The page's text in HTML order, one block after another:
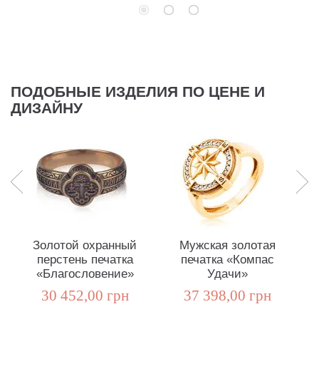
ПОДОБНЫЕ ИЗДЕЛИЯ ПО ЦЕНЕ И
ДИЗАЙНУ
Золотой охранный
перстень печатка
«Благословение»
30 452,00 грн
Мужская золотая
печатка «Компас
Удачи»
37 398,00 грн